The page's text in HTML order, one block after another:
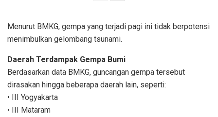
Menurut BMKG, gempa yang terjadi pagi ini tidak berpotensi
menimbulkan gelombang tsunami.
Daerah Terdampak Gempa Bumi
Berdasarkan data BMKG, guncangan gempa tersebut
dirasakan hingga beberapa daerah lain, seperti:
• III Yogyakarta
• III Mataram